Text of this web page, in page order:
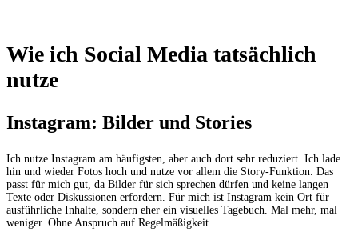
Wie ich Social Media tatsächlich
nutze
Instagram: Bilder und Stories
Ich nutze Instagram am häufigsten, aber auch dort sehr reduziert. Ich lade
hin und wieder Fotos hoch und nutze vor allem die Story-Funktion. Das
passt für mich gut, da Bilder für sich sprechen dürfen und keine langen
Texte oder Diskussionen erfordern. Für mich ist Instagram kein Ort für
ausführliche Inhalte, sondern eher ein visuelles Tagebuch. Mal mehr, mal
weniger. Ohne Anspruch auf Regelmäßigkeit.